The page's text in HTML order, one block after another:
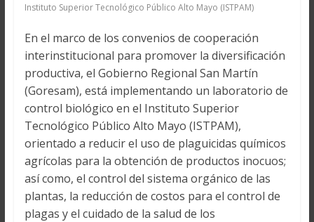
Instituto Superior Tecnológico Público Alto Mayo (ISTPAM)
En el marco de los convenios de cooperación
interinstitucional para promover la diversificación
productiva, el Gobierno Regional San Martín
(Goresam), está implementando un laboratorio de
control biológico en el Instituto Superior
Tecnológico Público Alto Mayo (ISTPAM),
orientado a reducir el uso de plaguicidas químicos
agrícolas para la obtención de productos inocuos;
así como, el control del sistema orgánico de las
plantas, la reducción de costos para el control de
plagas y el cuidado de la salud de los